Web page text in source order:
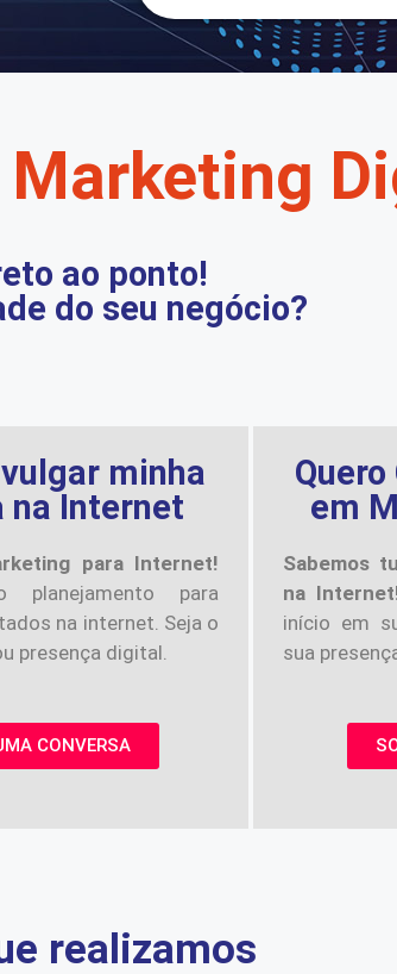
ao ponto!
do seu negócio?
minha
na Internet
para Internet!
planejamento para
na internet. Seja o
presença digital.
CONVERSA
em
Sabemos
na
início em
sua
realizamos